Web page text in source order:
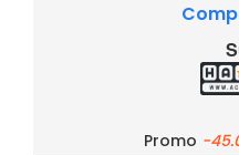
Promo -